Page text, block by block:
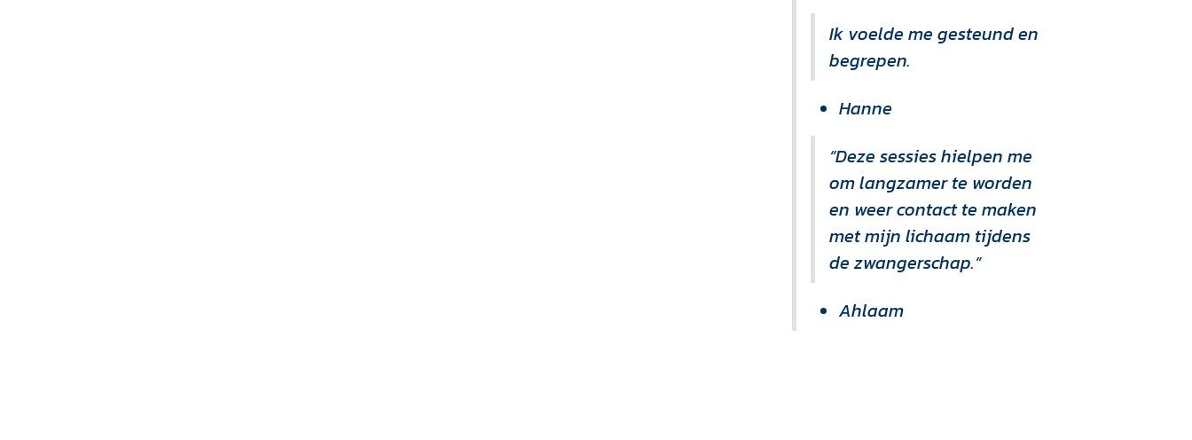
Ik voelde me gesteund en
begrepen.
Hanne
“Deze sessies hielpen me
om langzamer te worden
en weer contact te maken
met mijn lichaam tijdens
de zwangerschap.”
Ahlaam